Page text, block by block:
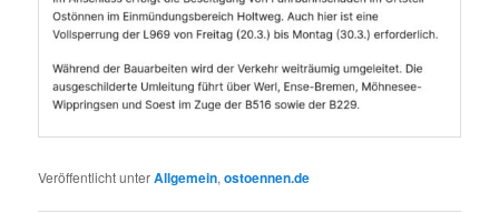
Veröffentlicht unterAllgemein,ostoennen.de